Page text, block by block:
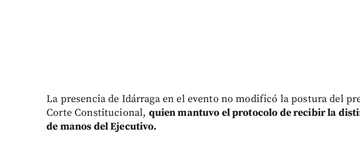
La presencia de Idárraga en el evento no modificó la postura del
Corte Constitucional, quien mantuvo el protocolo de recibir la
de manos del Ejecutivo.